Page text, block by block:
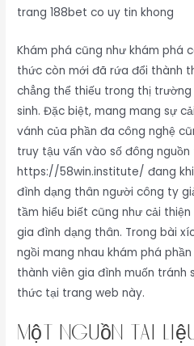
trang 188bet co uy tin khong
Khám phá cũng như khám phá
thức còn mới đã rứa đổi thành
chẳng thể thiếu trong thị
sinh. Đặc biệt, mang mang sự
vánh của phần đa công nghệ
truy tậu vấn vào số đông
https://58win.institute/ đang
đình dạng thân người công ty
tầm hiểu biết cũng như cải
gia đình dạng thân. Trong bài
ngồi mang nhau khám phá
thành viên gia đình muốn tránh
thức tại trang web này.
Một nguồn tài